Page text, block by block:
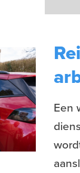
Een